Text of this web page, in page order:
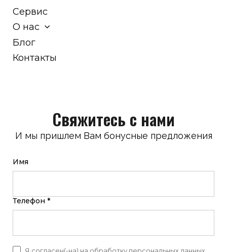
Сервис
О нас
Блог
Контакты
Свяжитесь с нами
И мы пришлем Вам бонусные предложения
Имя
Телефон *
Я согласен(-на) на обработку персональных данных